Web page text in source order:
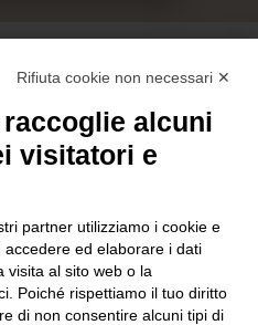
SRL | P.IVA 00559980230
7701487
Rifiuta cookie non necessari ✕
alcuni
visitatori e
partner utilizziamo i cookie e
ed elaborare i dati
visita al sito web o la
Poiché rispettiamo il tuo diritto
di non consentire alcuni tipi di